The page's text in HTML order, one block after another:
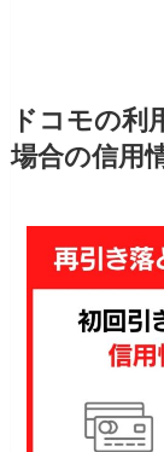
ドコモの利
場合の信用